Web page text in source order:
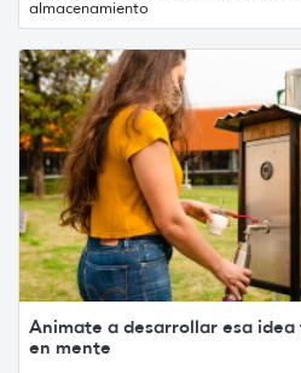
almacenamiento
Animate a desarrollar esa
en mente